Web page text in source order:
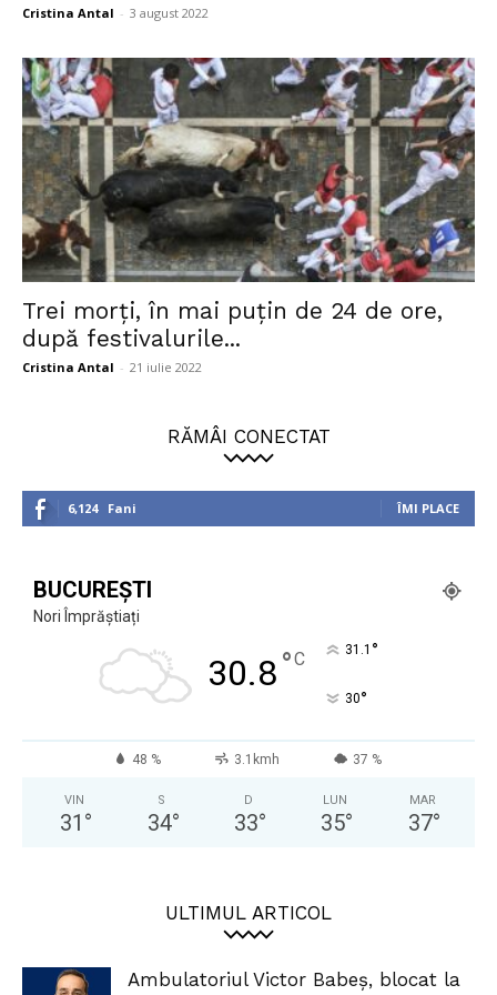
Cristina Antal - 3 august 2022
Trei morți, în mai puțin de 24 de ore,
după festivalurile...
Cristina Antal - 21 iulie 2022
RĂMÂI CONECTAT
6,124 Fani ÎMI PLACE
BUCUREȘTI
Nori Împrăștiați
30.8°C 31.1 °
30°
48 % 3.1kmh 37 %
VIN
31 °
S
34°
D
33°
LUN
35°
MAR
37°
ULTIMUL ARTICOL
Ambulatoriul Victor Babeș, blocat la